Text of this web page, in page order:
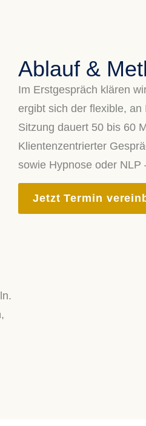
Ablauf &
Im Erstgespräch klären
ergibt sich der flexible,
Sitzung dauert 50 bis 60
Klientenzentrierter
sowie Hypnose oder
Jetzt Termin